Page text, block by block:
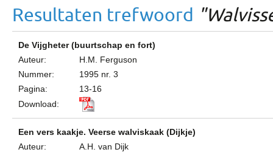
Resultaten trefwoord
De Vijgheter (buurtschap en fort)
Auteur:
H.M. Ferguson
Nummer:
1995 nr. 3
Pagina:
13-16
Download:
Een vers kaakje. Veerse walviskaak (Dijkje)
Auteur:
A.H. van Dijk